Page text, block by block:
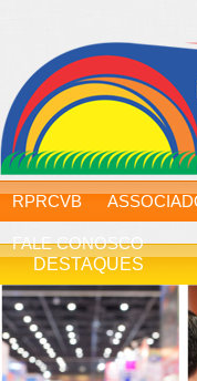
RPRCVB
FALE CONOSCO
DESTAQUES